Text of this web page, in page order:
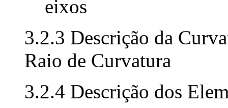
eixos
3.2.3 Descrição da
Raio de Curvatura
3.2.4 Descrição dos